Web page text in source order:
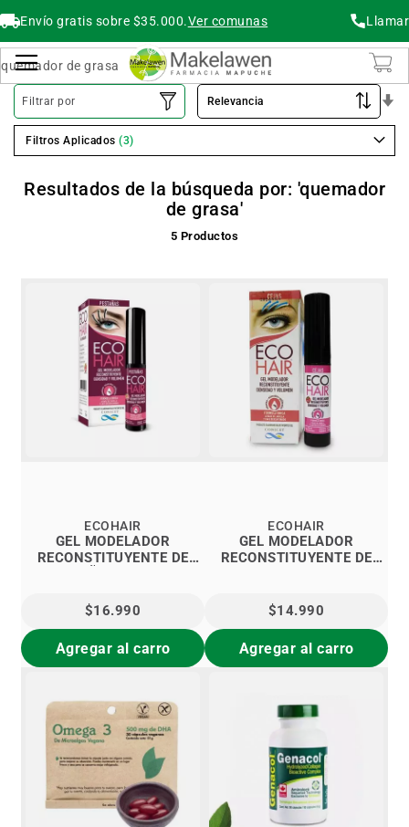
Envío gratis sobre $35.000.Ver comunas Llamar
Resultados de la búsqueda por: 'quemador
de grasa'
5 Productos
GEL MODELADOR
RECONSTITUYENTE DE
ECOHAIR
$16.990
Agregar al carro
GEL MODELADOR
RECONSTITUYENTE DE
ECOHAIR
$14.990
Agregar al carro
Filtrar por
Filtros Aplicados